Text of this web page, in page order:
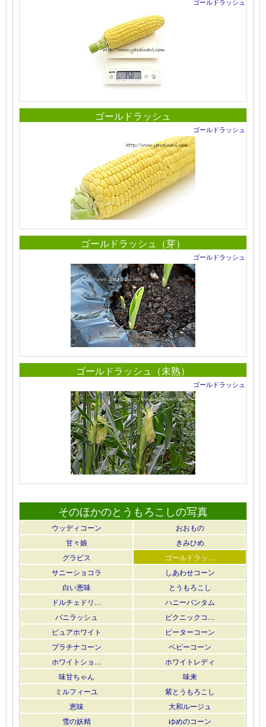
ゴールドラッシュ
ゴールドラッシュ
ゴールドラッシュ（芽）
ゴールドラッシュ
ゴールドラッシュ（未熟）
ゴールドラッシュ
そのほかのとうもろこしの写真
ウッディコーン
おおもの
甘々娘
きみひめ
グラビス
ゴールドラッ…
サニーショコラ
しあわせコーン
白い恵味
とうもろこし
ドルチェドリ…
ハニーバンタム
バニラッシュ
ピクニックコ…
ピュアホワイト
ピーターコーン
プラチナコーン
ベビーコーン
ホワイトショ…
ホワイトレディ
味甘ちゃん
味来
ミルフィーユ
紫とうもろこし
恵味
大和ルージュ
雪の妖精
ゆめのコーン